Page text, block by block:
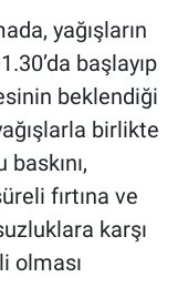
yağışların
başlayıp
beklendiği
birlikte
fırtına ve
karşı
olması